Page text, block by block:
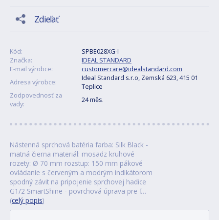
Zdieľať
Kód:
SPBE028XG-I
Značka:
IDEAL STANDARD
E-mail výrobce:
customercare@idealstandard.com
Adresa výrobce:
Ideal Standard s.r.o, Zemská 623, 415 01
Teplice
Zodpovednosť za
vady:
24 měs.
Nástenná sprchová batéria farba: Silk Black -
matná čierna materiál: mosadz kruhové
rozety: Ø 70 mm rozstup: 150 mm pákové
ovládanie s červeným a modrým indikátorom
spodný závit na pripojenie sprchovej hadice
G1/2 SmartShine - povrchová úprava pre ľ…
(celý popis)